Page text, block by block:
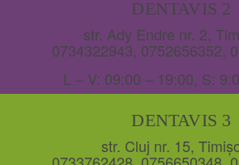
DENTAVIS 2
str. Ady Endre nr. 2,
0734322943, 0752656352,
L – V: 09:00 – 19:00, S:
DENTAVIS 3
str. Cluj nr. 15,